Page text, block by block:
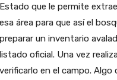
Estado que le permite
esa área para que así el
preparar un inventario
listado oficial. Una vez
verificarlo en el campo. Algo